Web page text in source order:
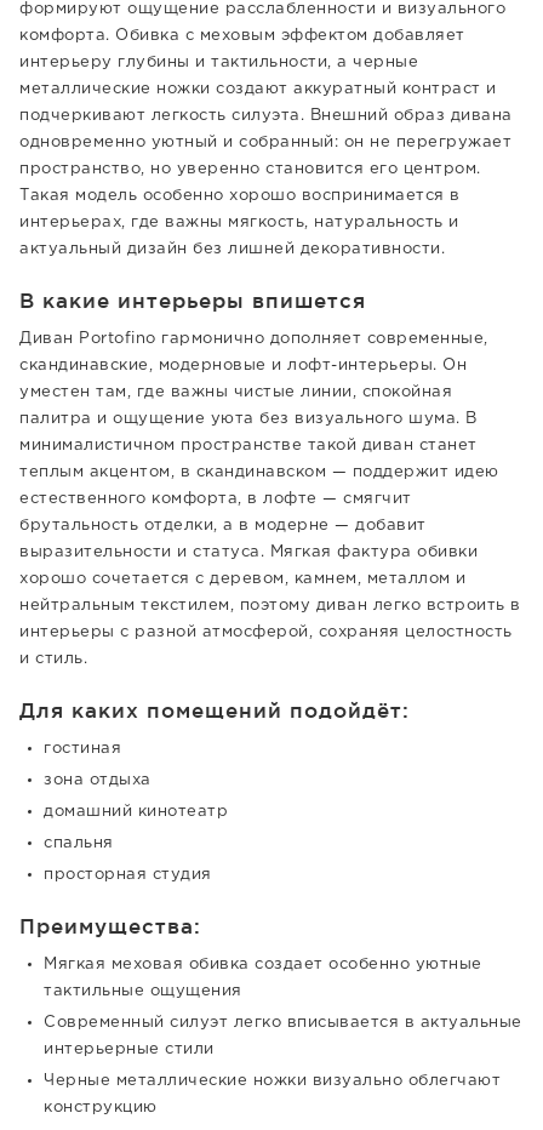
формируют ощущение расслабленности и визуального
комфорта. Обивка с меховым эффектом добавляет
интерьеру глубины и тактильности, а черные
металлические ножки создают аккуратный контраст и
подчеркивают легкость силуэта. Внешний образ дивана
одновременно уютный и собранный: он не перегружает
пространство, но уверенно становится его центром.
Такая модель особенно хорошо воспринимается в
интерьерах, где важны мягкость, натуральность и
актуальный дизайн без лишней декоративности.
В какие интерьеры впишется
Диван Portofino гармонично дополняет современные,
скандинавские, модерновые и лофт-интерьеры. Он
уместен там, где важны чистые линии, спокойная
палитра и ощущение уюта без визуального шума. В
минималистичном пространстве такой диван станет
теплым акцентом, в скандинавском — поддержит идею
естественного комфорта, в лофте — смягчит
брутальность отделки, а в модерне — добавит
выразительности и статуса. Мягкая фактура обивки
хорошо сочетается с деревом, камнем, металлом и
нейтральным текстилем, поэтому диван легко встроить в
интерьеры с разной атмосферой, сохраняя целостность
и стиль.
Для каких помещений подойдёт:
гостиная
зона отдыха
домашний кинотеатр
спальня
просторная студия
Преимущества:
Мягкая меховая обивка создает особенно уютные
тактильные ощущения
Современный силуэт легко вписывается в актуальные
интерьерные стили
Черные металлические ножки визуально облегчают
конструкцию